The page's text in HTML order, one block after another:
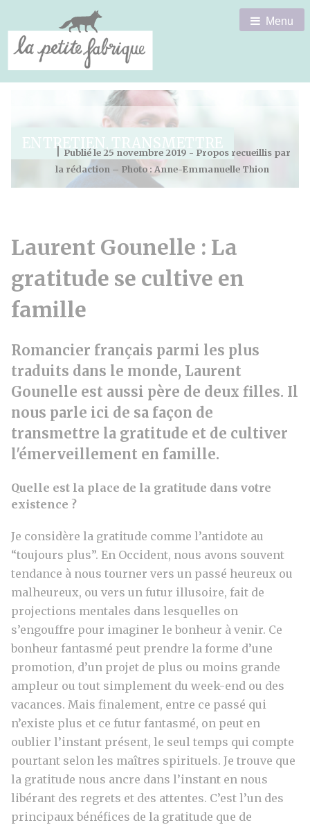
Menu
ENTRETIEN TRANSMETTRE
|Publié le 25 novembre 2019 - Propos recueillis par
la rédaction – Photo : Anne-Emmanuelle Thion
Laurent Gounelle : La
gratitude se cultive en
famille
Romancier français parmi les plus
traduits dans le monde, Laurent
Gounelle est aussi père de deux filles. Il
nous parle ici de sa façon de
transmettre la gratitude et de cultiver
l'émerveillement en famille.
Quelle est la place de la gratitude dans votre
existence ?
Je considère la gratitude comme l’antidote au
“toujours plus”. En Occident, nous avons souvent
tendance à nous tourner vers un passé heureux ou
malheureux, ou vers un futur illusoire, fait de
projections mentales dans lesquelles on
s’engouffre pour imaginer le bonheur à venir. Ce
bonheur fantasmé peut prendre la forme d’une
promotion, d’un projet de plus ou moins grande
ampleur ou tout simplement du week-end ou des
vacances. Mais finalement, entre ce passé qui
n’existe plus et ce futur fantasmé, on peut en
oublier l’instant présent, le seul temps qui compte
pourtant selon les maîtres spirituels. Je trouve que
la gratitude nous ancre dans l’instant en nous
libérant des regrets et des attentes. C’est l’un des
principaux bénéfices de la gratitude que de